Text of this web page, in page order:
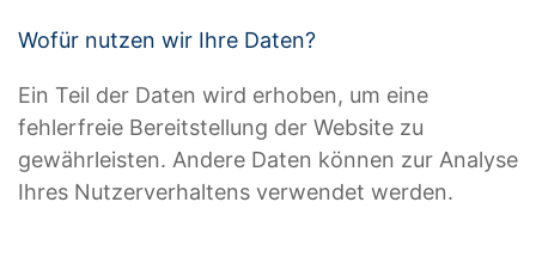
Wofür nutzen wir Ihre Daten?
Ein Teil der Daten wird erhoben, um eine
fehlerfreie Bereitstellung der Website zu
gewährleisten. Andere Daten können zur Analyse
Ihres Nutzerverhaltens verwendet werden.